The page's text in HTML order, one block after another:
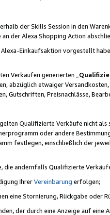
der Skills Session in den
der Alexa Shopping Action
Einkaufsaktion vorgestellt
Verkäufen generierten „
abzüglich etwaiger
Gutschriften, Preisnachlässe,
Qualifizierte Verkäufe nicht
oder andere
festlegen, einschließlich der
die andernfalls Qualifizierte
IhrerVereinbarung erfolgen;
eine Stornierung, Rückgabe oder
der durch eine Anzeige auf